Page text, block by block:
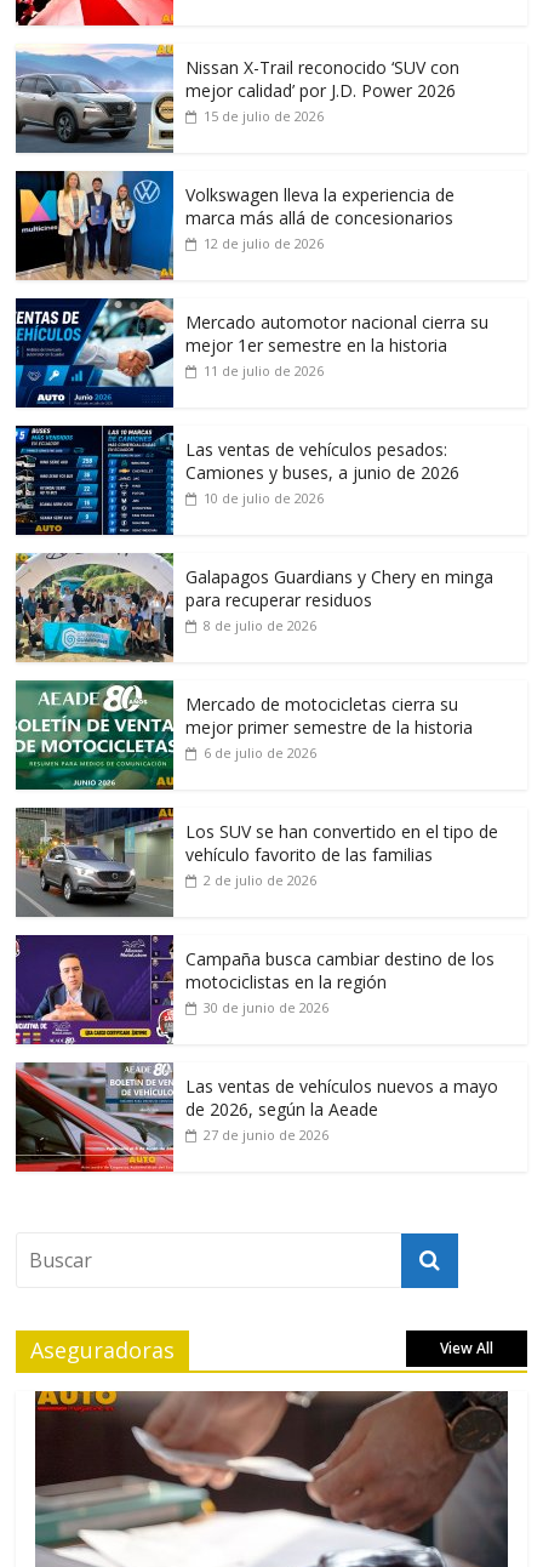
Nissan X-Trail reconocido ‘SUV con
mejor calidad’ por J.D. Power 2026
15 de julio de 2026
Volkswagen lleva la experiencia de
marca más allá de concesionarios
12 de julio de 2026
Mercado automotor nacional cierra su
mejor 1er semestre en la historia
11 de julio de 2026
Las ventas de vehículos pesados:
Camiones y buses, a junio de 2026
10 de julio de 2026
Galapagos Guardians y Chery en minga
para recuperar residuos
8 de julio de 2026
Mercado de motocicletas cierra su
mejor primer semestre de la historia
6 de julio de 2026
Los SUV se han convertido en el tipo de
vehículo favorito de las familias
2 de julio de 2026
Campaña busca cambiar destino de los
motociclistas en la región
30 de junio de 2026
Las ventas de vehículos nuevos a mayo
de 2026, según la Aeade
27 de junio de 2026
Aseguradoras View All